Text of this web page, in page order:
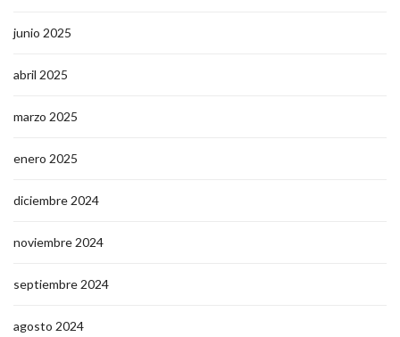
junio 2025
abril 2025
marzo 2025
enero 2025
diciembre 2024
noviembre 2024
septiembre 2024
agosto 2024